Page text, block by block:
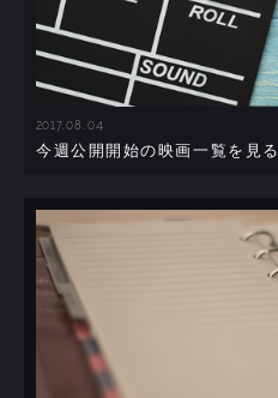
2017.08.04
今週公開開始の映画一覧を見る